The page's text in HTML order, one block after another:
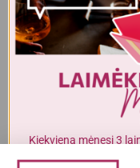
Turite
Alkoholinius gėrimus
Kiekvieną mėnesį 3
gurmaniškais